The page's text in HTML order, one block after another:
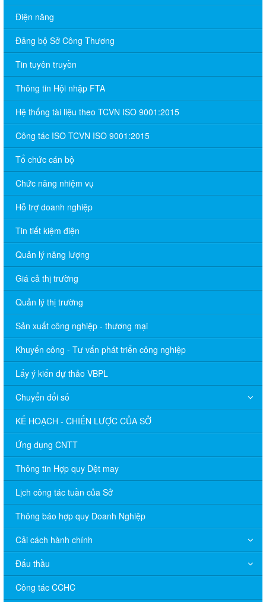
Điện năng
Đảng bộ Sở Công Thương
Tin tuyên truyền
Thông tin Hội nhập FTA
Hệ thống tài liệu theo TCVN ISO 9001:2015
Công tác ISO TCVN ISO 9001:2015
Tổ chức cán bộ
Chức năng nhiệm vụ
Hỗ trợ doanh nghiệp
Tin tiết kiệm điện
Quản lý năng lượng
Giá cả thị trường
Quản lý thị trường
Sản xuất công nghiệp - thương mại
Khuyến công - Tư vấn phát triển công nghiệp
Lấy ý kiến dự thảo VBPL
Chuyển đổi số
KẾ HOẠCH - CHIẾN LƯỢC CỦA SỞ
Ứng dụng CNTT
Thông tin Hợp quy Dệt may
Lịch công tác tuần của Sở
Thông báo hợp quy Doanh Nghiệp
Cải cách hành chính
Đấu thầu
Công tác CCHC